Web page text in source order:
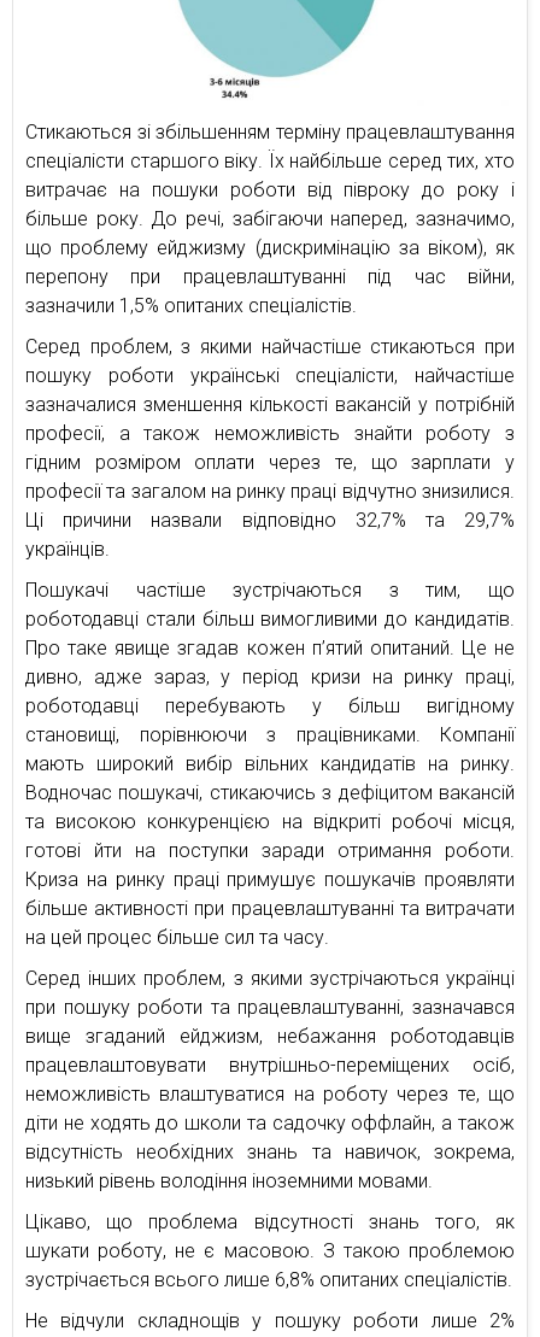
Стикаються зі збільшенням терміну працевлаштування
спеціалісти старшого віку. Їх найбільше серед тих, хто
витрачає на пошуки роботи від півроку до року і
більше року. До речі, забігаючи наперед, зазначимо,
що проблему ейджизму (дискримінацію за віком), як
перепону при працевлаштуванні під час війни,
зазначили 1,5% опитаних спеціалістів.
Серед проблем, з якими найчастіше стикаються при
пошуку роботи українські спеціалісти, найчастіше
зазначалися зменшення кількості вакансій у потрібній
професії, а також неможливість знайти роботу з
гідним розміром оплати через те, що зарплати у
професії та загалом на ринку праці відчутно знизилися.
Ці причини назвали відповідно 32,7% та 29,7%
українців.
Пошукачі частіше зустрічаються з тим, що
роботодавці стали більш вимогливими до кандидатів.
Про таке явище згадав кожен п’ятий опитаний. Це не
дивно, адже зараз, у період кризи на ринку праці,
роботодавці перебувають у більш вигідному
становищі, порівнюючи з працівниками. Компанії
мають широкий вибір вільних кандидатів на ринку.
Водночас пошукачі, стикаючись з дефіцитом вакансій
та високою конкуренцією на відкриті робочі місця,
готові йти на поступки заради отримання роботи.
Криза на ринку праці примушує пошукачів проявляти
більше активності при працевлаштуванні та витрачати
на цей процес більше сил та часу.
Серед інших проблем, з якими зустрічаються українці
при пошуку роботи та працевлаштуванні, зазначався
вище згаданий ейджизм, небажання роботодавців
працевлаштовувати внутрішньо-переміщених осіб,
неможливість влаштуватися на роботу через те, що
діти не ходять до школи та садочку оффлайн, а також
відсутність необхідних знань та навичок, зокрема,
низький рівень володіння іноземними мовами.
Цікаво, що проблема відсутності знань того, як
шукати роботу, не є масовою. З такою проблемою
зустрічається всього лише 6,8% опитаних спеціалістів.
Не відчули складнощів у пошуку роботи лише 2%